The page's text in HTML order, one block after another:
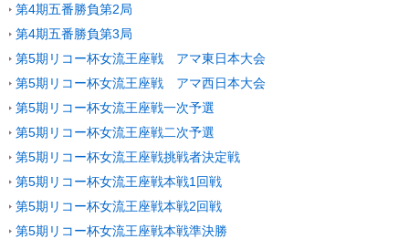
第4期五番勝負第2局
第4期五番勝負第3局
第5期リコー杯女流王座戦 アマ東日本大会
第5期リコー杯女流王座戦 アマ西日本大会
第5期リコー杯女流王座戦一次予選
第5期リコー杯女流王座戦二次予選
第5期リコー杯女流王座戦挑戦者決定戦
第5期リコー杯女流王座戦本戦1回戦
第5期リコー杯女流王座戦本戦2回戦
第5期リコー杯女流王座戦本戦準決勝